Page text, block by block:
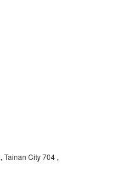
Tainan City 704 ,